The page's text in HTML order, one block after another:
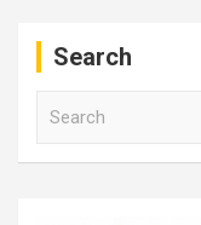
Search